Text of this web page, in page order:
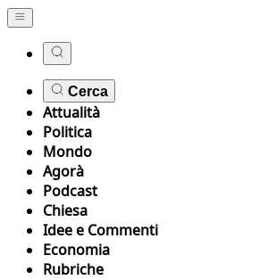
Cerca
Attualità
Politica
Mondo
Agorà
Podcast
Chiesa
Idee e Commenti
Economia
Rubriche